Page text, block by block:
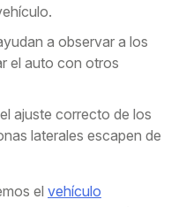
a observar a los
el auto con otros
ajuste correcto de los
laterales escapen de
el vehículo